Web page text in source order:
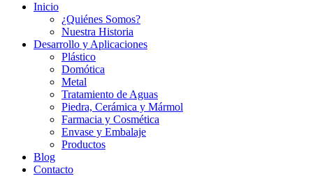
Inicio
¿Quiénes Somos?
Nuestra Historia
Desarrollo y Aplicaciones
Plástico
Domótica
Metal
Tratamiento de Aguas
Piedra, Cerámica y Mármol
Farmacia y Cosmética
Envase y Embalaje
Productos
Blog
Contacto